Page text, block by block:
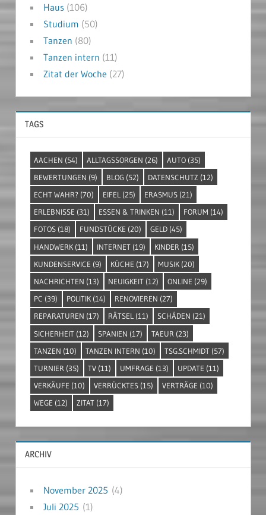
Haus(106)
Studium (50)
Tanzen (80)
Tanzen intern (11)
Zitat der Woche (27)
TAGS
AACHEN (54) ALLTAGSSORGEN (26) AUTO (35)
BEWERTUNGEN (9) BLOG (52) DATENSCHUTZ (12)
ECHT WAHR? (70) EIFEL (25) ERASMUS (21)
ERLEBNISSE (31) ESSEN & TRINKEN (11) FORUM (14)
FOTOS (18) FUNDSTÜCKE (20) GELD (45)
HANDWERK (11) INTERNET (19) KINDER (15)
KUNDENSERVICE (9) KÜCHE (17) MUSIK (20)
NACHRICHTEN (13) NEUIGKEIT (12) ONLINE (29)
PC (39) POLITIK (14) RENOVIEREN (27)
REPARATUREN (17) RÄTSEL (11) SCHÄDEN (21)
SICHERHEIT (12) SPANIEN (17) TAEUR (23)
TANZEN (10) TANZEN INTERN (10) TSG.SCHMIDT (57)
TURNIER (35) TV (11) UMFRAGE (13) UPDATE (11)
VERKÄUFE (10) VERRÜCKTES (15) VERTRÄGE (10)
WEGE (12) ZITAT (17)
ARCHIV
November 2025 (4)
Juli 2025 (1)